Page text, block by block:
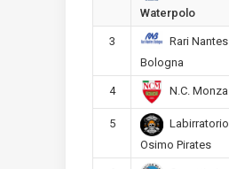
Waterpolo
3
Rari Nantes
Bologna
4 N.C. Monza
5
Labirratorio
Osimo Pirates